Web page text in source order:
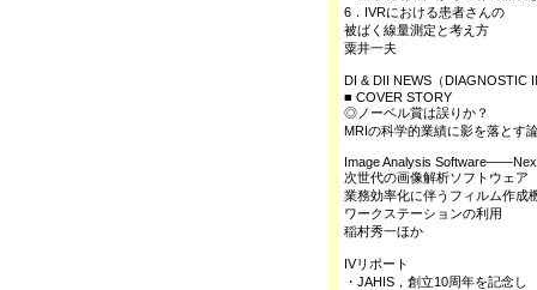
6．IVRにおける患者さんの
被ばく線量測定と考え方
粟井一夫
DI & DII NEWS（DIAGNOSTIC
■ COVER STORY
◎ノーベル賞は誤りか？
MRIの科学的業績に影を落とす
Image Analysis
次世代の画像解析ソフトウェア
業務効率化に伴うフィルム作成
ワークステーションの利用
稲村秀一ほか
IVリポート
・JAHIS，創立10周年を記念し